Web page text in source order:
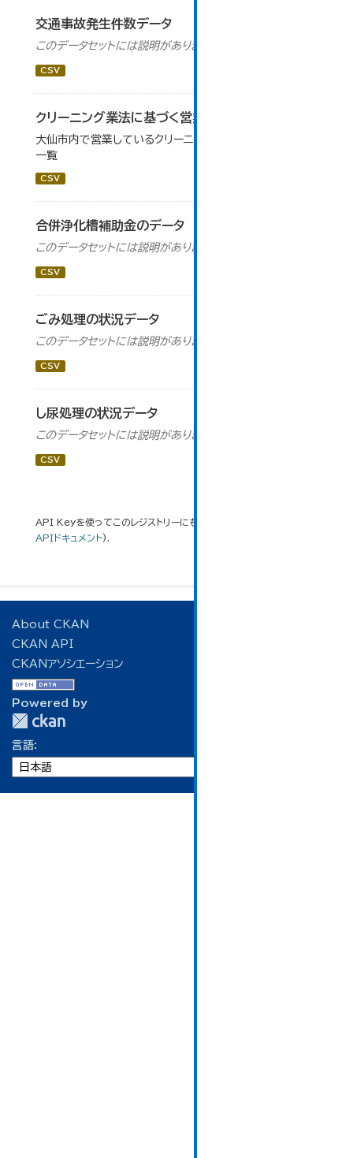
交通事故発生件数データ
このデータセットには説明がありません
CSV
クリーニング業法に基づく営業施設一覧
大仙市内で営業しているクリーニング所（工場・取次）施設
一覧
CSV
合併浄化槽補助金のデータ
このデータセットには説明がありません
CSV
ごみ処理の状況データ
このデータセットには説明がありません
CSV
し尿処理の状況データ
このデータセットには説明がありません
CSV
API Keyを使ってこのレジストリーにもアクセス可能です
APIドキュメント).
About CKAN
CKAN API
CKANアソシエーション
Powered by
言語